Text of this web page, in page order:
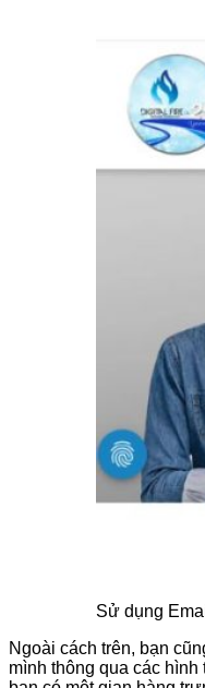
Sử dụng
Ngoài cách trên, bạn
mình thông qua các hình